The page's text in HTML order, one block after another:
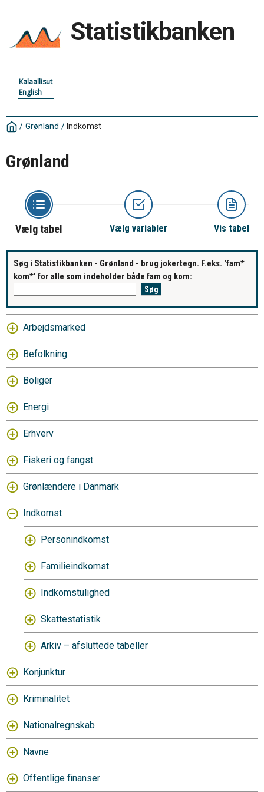
Statistikbanken
Kalaallisut
English
/ Grønland / Indkomst
Grønland
Vælg tabel Vælg variabler Vis tabel
Søg i Statistikbanken - Grønland - brug jokertegn. F.eks. 'fam*
kom*' for alle som indeholder både fam og kom:
Arbejdsmarked
Befolkning
Boliger
Energi
Erhverv
Fiskeri og fangst
Grønlændere i Danmark
Indkomst
Personindkomst
Familieindkomst
Indkomstulighed
Skattestatistik
Arkiv – afsluttede tabeller
Konjunktur
Kriminalitet
Nationalregnskab
Navne
Offentlige finanser